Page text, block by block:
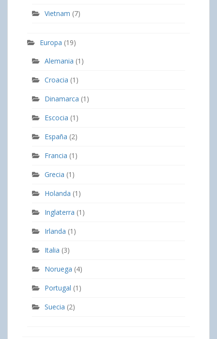
Vietnam (7)
Europa (19)
Alemania (1)
Croacia (1)
Dinamarca (1)
Escocia (1)
España (2)
Francia (1)
Grecia (1)
Holanda (1)
Inglaterra (1)
Irlanda (1)
Italia (3)
Noruega (4)
Portugal (1)
Suecia (2)